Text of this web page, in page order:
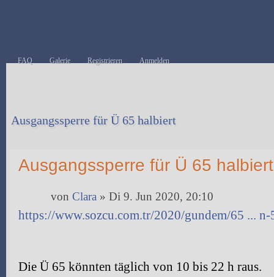
FAQ Galerie Registrieren Anmelden
Ausgangssperre für Ü 65 halbiert
Ausgangssperre für Ü 65 halbiert
von Clara » Di 9. Jun 2020, 20:10
https://www.sozcu.com.tr/2020/gundem/65 ...
Die Ü 65 könnten täglich von 10 bis 22 h raus.